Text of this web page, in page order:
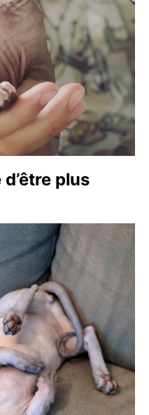
plus